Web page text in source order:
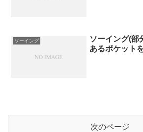
ソーイング
ソーイング(
あるポケット
次のページ